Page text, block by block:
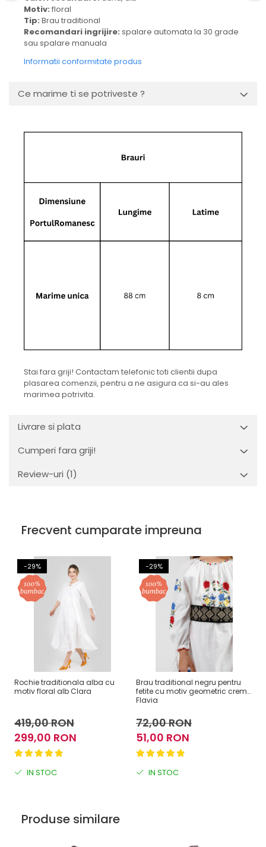
Motiv: floral
Tip: Brau traditional
Recomandari ingrijire: spalare automata la 30 grade
sau spalare manuala
Informatii conformitate produs
Ce marime ti se potriveste ?
Stai fara griji! Contactam telefonic toti clientii dupa
plasarea comenzii, pentru a ne asigura ca si-au ales
marimea potrivita.
Livrare si plata
Cumperi fara griji!
Review-uri (1)
Frecvent cumparate impreuna
-29%
Rochie traditionala alba cu
motiv floral alb Clara
419,00 RON
299,00 RON
IN STOC
-29%
Brau traditional negru pentru
fetite cu motiv geometric crem
Flavia
72,00 RON
51,00 RON
IN STOC
Produse similare